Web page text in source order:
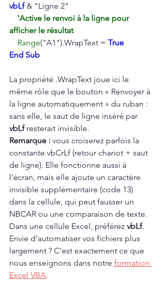
vbLf & "Ligne 2"
'Active le renvoi à la ligne pour
afficher le résultat
Range("A1").WrapText = True
End Sub
La propriété .WrapText joue ici le
même rôle que le bouton « Renvoyer à
la ligne automatiquement » du ruban :
sans elle, le saut de ligne inséré par
vbLf resterait invisible.
Remarque : vous croiserez parfois la
constante vbCrLf (retour chariot + saut
de ligne). Elle fonctionne aussi à
l'écran, mais elle ajoute un caractère
invisible supplémentaire (code 13)
dans la cellule, qui peut fausser un
NBCAR ou une comparaison de texte.
Dans une cellule Excel, préférez vbLf.
Envie d'automatiser vos fichiers plus
largement ? C'est exactement ce que
nous enseignons dans notre formation
Excel VBA.